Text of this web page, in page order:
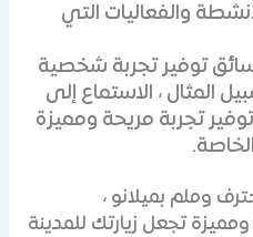
والفعاليات التي
توفير تجربة شخصية
المثال ، الاستماع إلى
تجربة مريحة ومميزة
وملم بميلانو ،
تجعل زيارتك للمدينة